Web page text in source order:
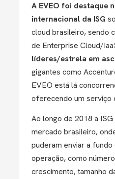
A EVEO foi destaque
internacional da ISG
cloud brasileiro, sendo
de Enterprise Cloud/
líderes/estrela em
gigantes como
EVEO está lá
oferecendo um serviço
Ao longo de 2018 a
mercado brasileiro,
puderam enviar a fundo
operação, como
crescimento, tamanho